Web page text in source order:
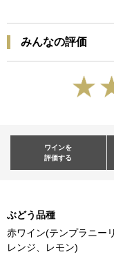
みんなの評価
ワインを
評価する
ぶどう品種
赤ワイン(テンプラニー
レンジ、レモン)